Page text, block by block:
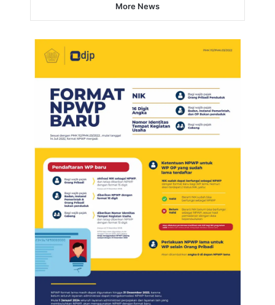
More News